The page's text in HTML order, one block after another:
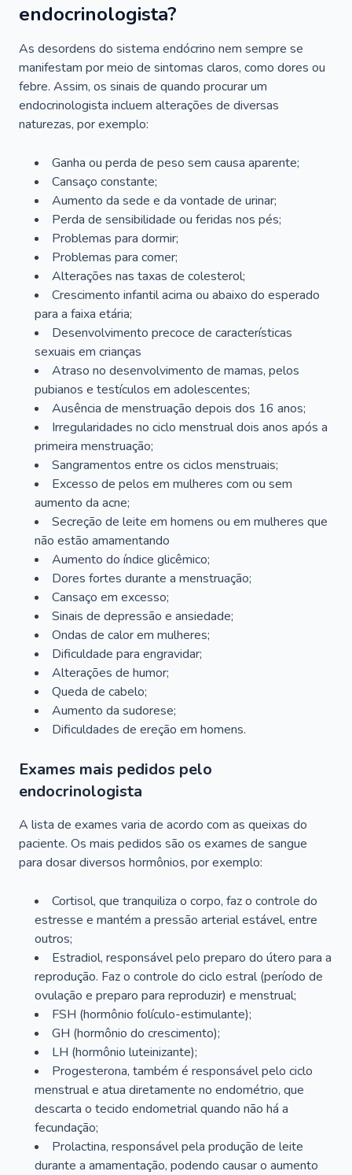
endocrinologista?
As desordens do sistema endócrino nem sempre se
manifestam por meio de sintomas claros, como dores ou
febre. Assim, os sinais de quando procurar um
endocrinologista incluem alterações de diversas
naturezas, por exemplo:
Ganha ou perda de peso sem causa aparente;
Cansaço constante;
Aumento da sede e da vontade de urinar;
Perda de sensibilidade ou feridas nos pés;
Problemas para dormir;
Problemas para comer;
Alterações nas taxas de colesterol;
Crescimento infantil acima ou abaixo do esperado
para a faixa etária;
Desenvolvimento precoce de características
sexuais em crianças
Atraso no desenvolvimento de mamas, pelos
pubianos e testículos em adolescentes;
Ausência de menstruação depois dos 16 anos;
Irregularidades no ciclo menstrual dois anos após a
primeira menstruação;
Sangramentos entre os ciclos menstruais;
Excesso de pelos em mulheres com ou sem
aumento da acne;
Secreção de leite em homens ou em mulheres que
não estão amamentando
Aumento do índice glicêmico;
Dores fortes durante a menstruação;
Cansaço em excesso;
Sinais de depressão e ansiedade;
Ondas de calor em mulheres;
Dificuldade para engravidar;
Alterações de humor;
Queda de cabelo;
Aumento da sudorese;
Dificuldades de ereção em homens.
Exames mais pedidos pelo
endocrinologista
A lista de exames varia de acordo com as queixas do
paciente. Os mais pedidos são os exames de sangue
para dosar diversos hormônios, por exemplo:
Cortisol, que tranquiliza o corpo, faz o controle do
estresse e mantém a pressão arterial estável, entre
outros;
Estradiol, responsável pelo preparo do útero para a
reprodução. Faz o controle do ciclo estral (período de
ovulação e preparo para reproduzir) e menstrual;
FSH (hormônio folículo-estimulante);
GH (hormônio do crescimento);
LH (hormônio luteinizante);
Progesterona, também é responsável pelo ciclo
menstrual e atua diretamente no endométrio, que
descarta o tecido endometrial quando não há a
fecundação;
Prolactina, responsável pela produção de leite
durante a amamentação, podendo causar o aumento